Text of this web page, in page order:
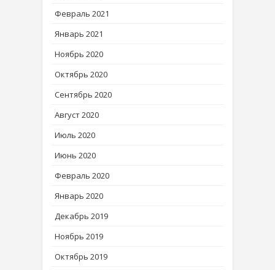
Февраль 2021
Январь 2021
Ноябрь 2020
Октябрь 2020
Сентябрь 2020
Август 2020
Июль 2020
Июнь 2020
Февраль 2020
Январь 2020
Декабрь 2019
Ноябрь 2019
Октябрь 2019